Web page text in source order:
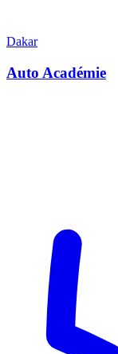
Dakar
Auto Académie